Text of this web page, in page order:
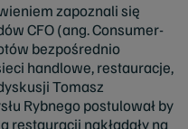
zapoznali się
CFO (ang. Consumer-
bezpośrednio
handlowe, restauracje,
Tomasz
Rybnego postulował by
restauracji nakładały na